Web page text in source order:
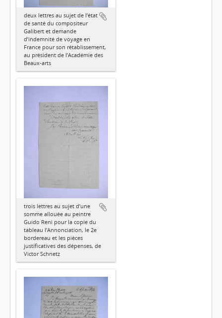
deux lettres au sujet de l’état
de santé du compositeur
Galibert et demande
d’indemnité de voyage en
France pour son rétablissement,
au président de l’Académie des
Beaux-arts
trois lettres au sujet d’une
somme allouée au peintre
Guido Reni pour la copie du
tableau l’Annonciation, le 2e
bordereau et les pièces
justificatives des dépenses, de
Victor Schnetz